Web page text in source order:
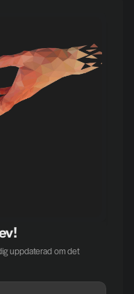
uppdaterad om det